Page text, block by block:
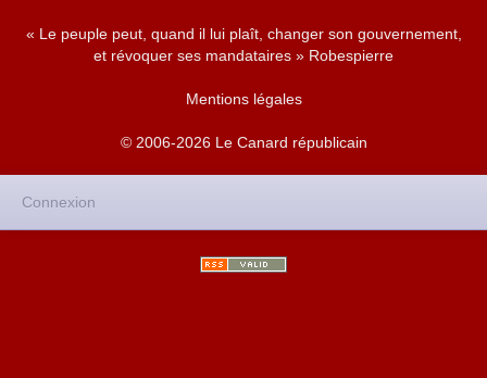
« Le peuple peut, quand il lui plaît, changer son gouvernement,
et révoquer ses mandataires » Robespierre
Mentions légales
© 2006-2026 Le Canard républicain
Connexion